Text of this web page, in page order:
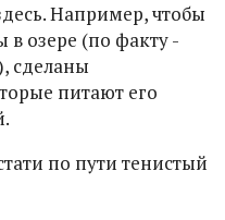
Например, чтобы
в озере (по факту -
сделаны
питают его
по пути тенистый